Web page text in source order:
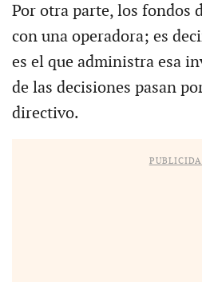
Por otra parte, los fondos
con una operadora; es
es el que administra esa
de las decisiones pasan
directivo.